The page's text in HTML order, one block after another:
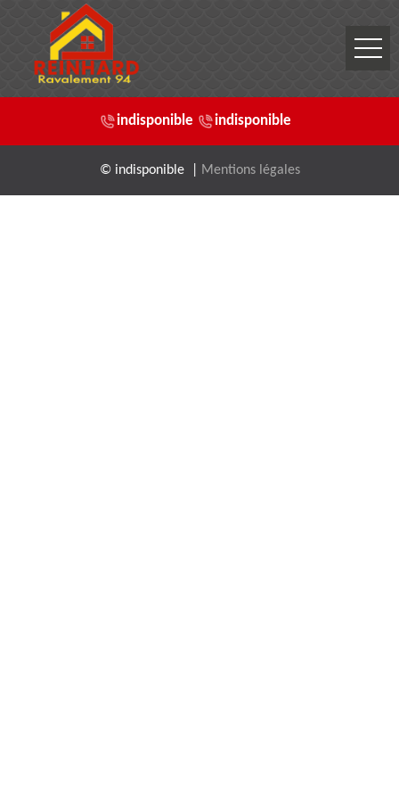
indisponible indisponible
© indisponible | Mentions légales